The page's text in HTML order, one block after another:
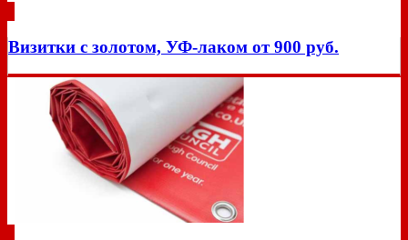
Визитки с золотом, УФ-лаком от 900 руб.